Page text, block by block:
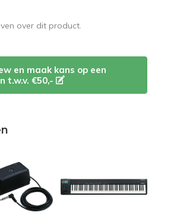
over dit product.
en maak kans op een
t.w.v. €50,-